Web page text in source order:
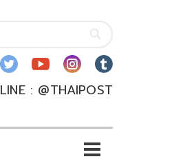
LINE : @THAIPOST